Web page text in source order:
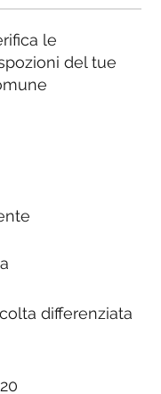
le
del tue
differenziata